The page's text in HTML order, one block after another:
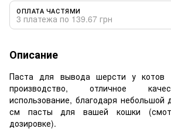
ОПЛАТА ЧАСТЯМИ
3 платежа по 139.67 грн
Описание
Паста для вывода шерсти у котов
производство, отличное
использование, благодаря небольшой
см пасты для вашей кошки
дозировке).